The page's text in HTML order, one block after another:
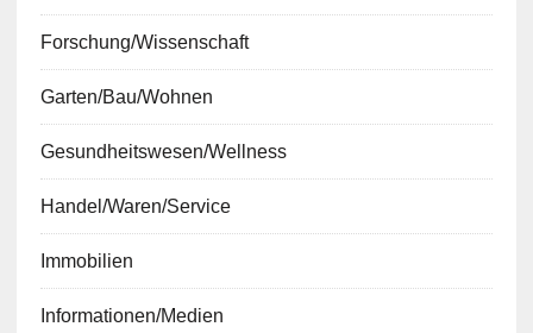
Forschung/Wissenschaft
Garten/Bau/Wohnen
Gesundheitswesen/Wellness
Handel/Waren/Service
Immobilien
Informationen/Medien